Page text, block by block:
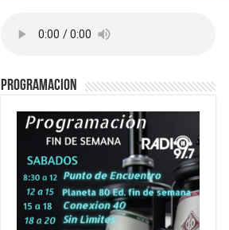
PROGRAMACION